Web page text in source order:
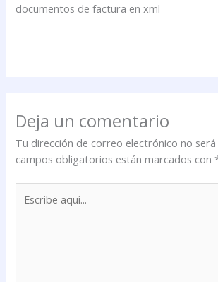
documentos de factura en xml
Deja un comentario
Tu dirección de correo electrónico no será
campos obligatorios están marcados con
aquí...